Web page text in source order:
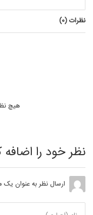
نظرات (0
)
هیچ
نظر خود را اضافه
ارسال نظر به عنوان یک